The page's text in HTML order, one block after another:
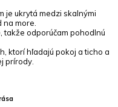
je ukrytá medzi skalnými
more.
takže odporúčam pohodlnú
ktorí hľadajú pokoj a ticho a
prírody.